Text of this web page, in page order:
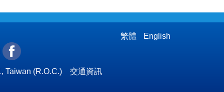
繁體 English
Taiwan (R.O.C.) 交通資訊